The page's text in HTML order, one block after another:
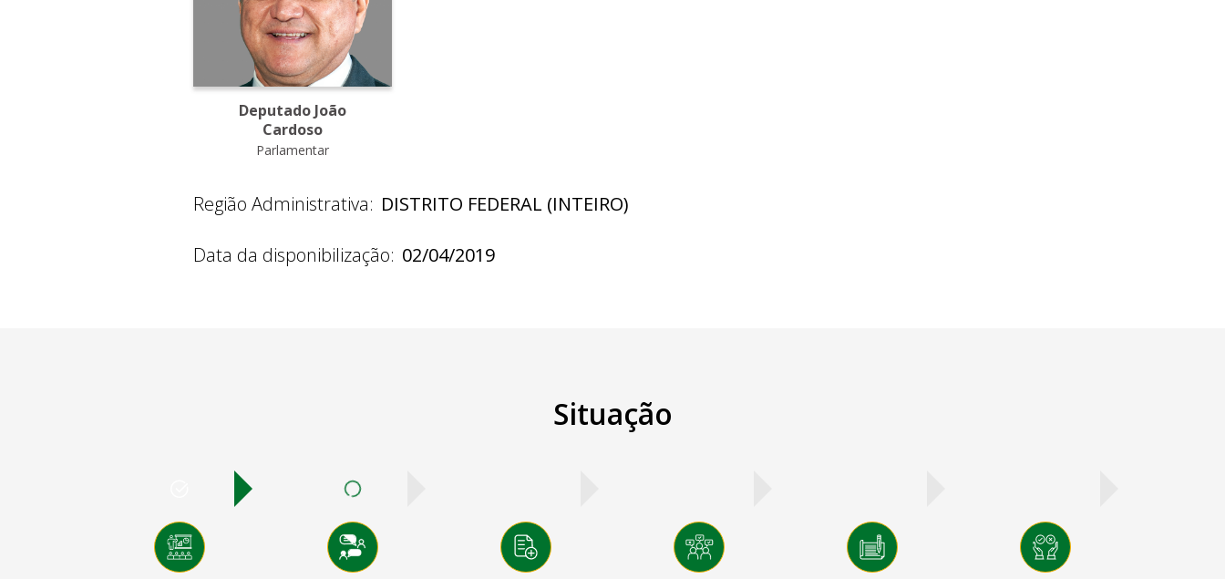
Deputado João
Cardoso
Parlamentar
Região Administrativa: DISTRITO FEDERAL (INTEIRO)
Data da disponibilização: 02/04/2019
Situação